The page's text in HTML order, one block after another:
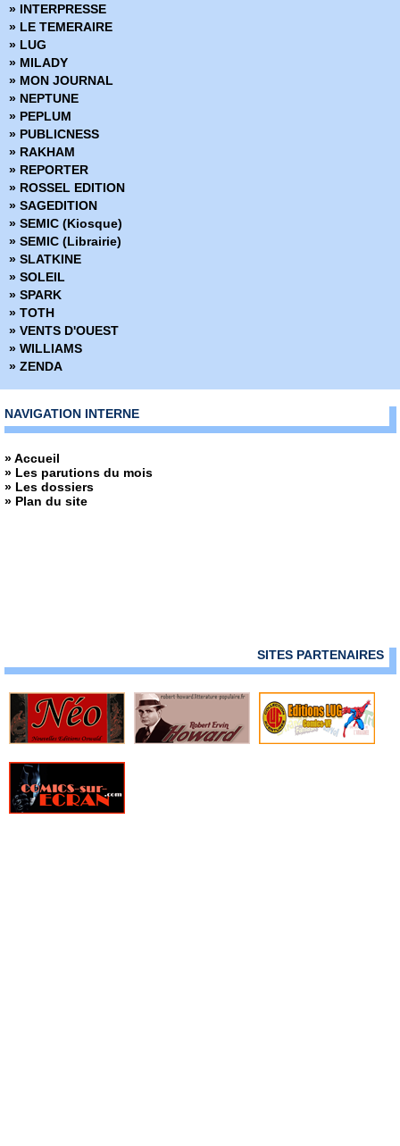
» INTERPRESSE
» LE TEMERAIRE
» LUG
» MILADY
» MON JOURNAL
» NEPTUNE
» PEPLUM
» PUBLICNESS
» RAKHAM
» REPORTER
» ROSSEL EDITION
» SAGEDITION
» SEMIC (Kiosque)
» SEMIC (Librairie)
» SLATKINE
» SOLEIL
» SPARK
» TOTH
» VENTS D'OUEST
» WILLIAMS
» ZENDA
NAVIGATION INTERNE
» Accueil
» Les parutions du mois
» Les dossiers
» Plan du site
SITES PARTENAIRES